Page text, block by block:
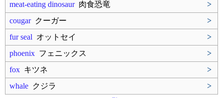
meat-eating dinosaur肉食恐竜
>
cougarクーガー
>
fur seal オットセイ
>
phoenix フェニックス
>
fox キツネ
>
whale クジラ
>